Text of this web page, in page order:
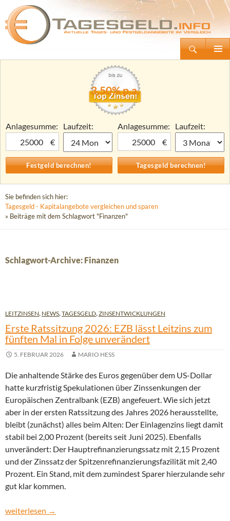
Tagesgeld.info – Tagesgeldkonten vergleichen und Tagesgeld-Zinsen berechnen
Zum
3,50% p.a.
Anlagesumme:
€
Laufzeit:
Anlagesumme:
€
Laufzeit:
Sie befinden sich hier:
Tagesgeld - Kapitalangebote vergleichen und sparen
» Beiträge mit dem Schlagwort "Finanzen"
Schlagwort-Archive: Finanzen
LEITZINSEN, NEWS,TAGESGELD,ZINSENTWICKLUNGEN
Erste Ratssitzung 2026: EZB lässt Leitzins zum
fünften Mal in Folge unverändert
5. FEBRUAR 2026 MARIO HESS
Die anhaltende Stärke des Euros gegenüber dem US-Dollar
hatte kurzfristig Spekulationen über Zinssenkungen der
Europäischen Zentralbank (EZB) angefeuert. Wie sich jetzt
aber in der ersten Ratssitzung des Jahres 2026 herausstellte,
bleibt (zunächst) alles beim Alten: Der Einlagenzins liegt damit
stabil bei 2,00 Prozent (bereits seit Juni 2025). Ebenfalls
unverändert: Der Hauptrefinanzierungssatz mit 2,15 Prozent
und der Zinssatz der Spitzenrefinanzierungsfazilität mit 2,40
Prozent. Ein Stand, mit dem zumindest Sparer hierzulande sehr
gut klar kommen.
Erste Ratssitzung 2026: EZB lässt Leitzins zum fünften Mal in
weiterlesen →